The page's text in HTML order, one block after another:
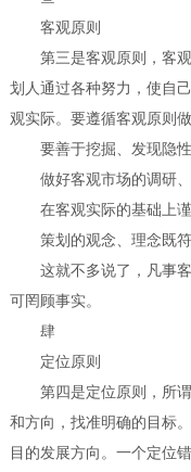
客观原则
第三是客观原则，客
划人通过各种努力，使自
观实际。要遵循客观原则
要善于挖掘、发现隐
做好客观市场的调研
在客观实际的基础上
策划的观念、理念既
这就不多说了，凡事
可罔顾事实。
肆
定位原则
第四是定位原则，所
和方向，找准明确的目标
目的发展方向。一个定位